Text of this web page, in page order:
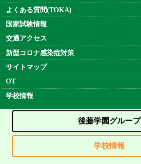
よくある質問(TOKA)
国家試験情報
交通アクセス
新型コロナ感染症対策
サイトマップ
OT
学校情報
後藤学園グループ
学校情報